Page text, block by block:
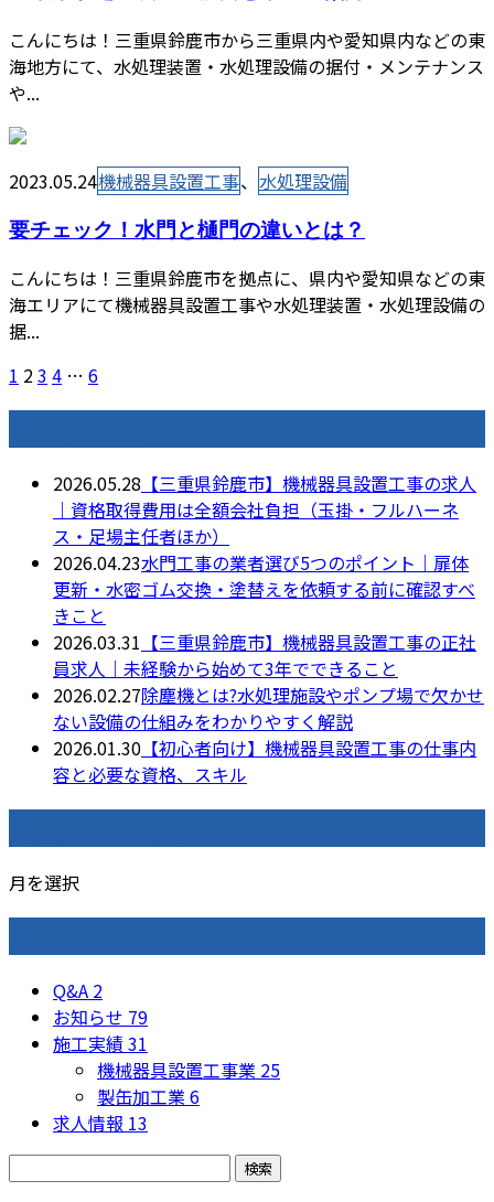
こんにちは！三重県鈴鹿市から三重県内や愛知県内などの東
海地方にて、水処理装置・水処理設備の据付・メンテナンス
や...
2023.05.24機械器具設置工事、 水処理設備
要チェック！水門と樋門の違いとは？
こんにちは！三重県鈴鹿市を拠点に、県内や愛知県などの東
海エリアにて機械器具設置工事や水処理装置・水処理設備の
据...
1 23 4 … 6
2026.05.28 【三重県鈴鹿市】機械器具設置工事の求人
｜資格取得費用は全額会社負担（玉掛・フルハーネ
ス・足場主任者ほか）
2026.04.23水門工事の業者選び5つのポイント｜扉体
更新・水密ゴム交換・塗替えを依頼する前に確認すべ
きこと
2026.03.31 【三重県鈴鹿市】機械器具設置工事の正社
員求人｜未経験から始めて3年でできること
2026.02.27除塵機とは?水処理施設やポンプ場で欠かせ
ない設備の仕組みをわかりやすく解説
2026.01.30 【初心者向け】機械器具設置工事の仕事内
容と必要な資格、スキル
月を選択
Q&A 2
お知らせ 79
施工実績31
機械器具設置工事業 25
製缶加工業6
求人情報 13